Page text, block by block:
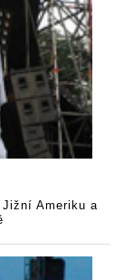
Ameriku a